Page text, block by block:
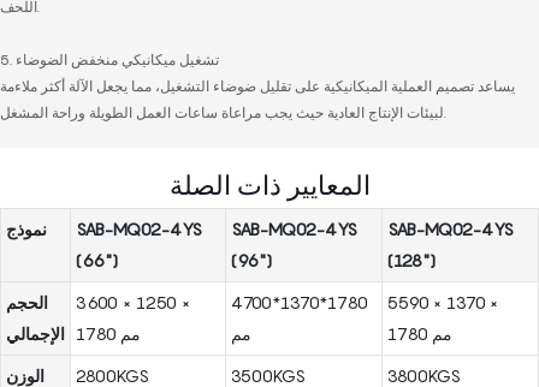
5. تشغيل ميكانيكي منخفض الضوضاء
يساعد تصميم العملية الميكانيكية على تقليل ضوضاء التشغيل، مما يجعل الآلة أكثر ملاءمة
المعايير ذات الصلة
نموذج
SAB-MQ02-4YS
(66")
SAB-MQ02-4YS
(96")
SAB-MQ02-4YS
(128")
الحجم
الإجمالي
3600 × 1250 ×
1780 مم
4700*1370*1780
مم
5590 × 1370 ×
1780 مم
الوزن
2800KGS 3500KGS 3800KGS